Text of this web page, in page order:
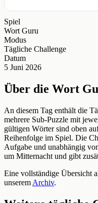
Spiel
Wort Guru
Modus
Tägliche Challenge
Datum
5 Juni 2026
Über die Wort
An diesem Tag enthält die
mehrere Sub-Puzzle mit
gültigen Wörter sind oben
Reihenfolge im Spiel. Die
Aufgabe und unabhängig
um Mitternacht und gibt
Eine vollständige Übersicht
unserem Archiv.